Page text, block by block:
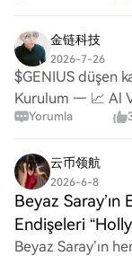
金链科技
2026-7-26
$GENIUS düşen
Kurulum — 📈 Al
(24S Aralık:
Yorumla
云币领航
2026-6-8
Beyaz Saray’ın
Endişeleri
Beyaz Saray’ın